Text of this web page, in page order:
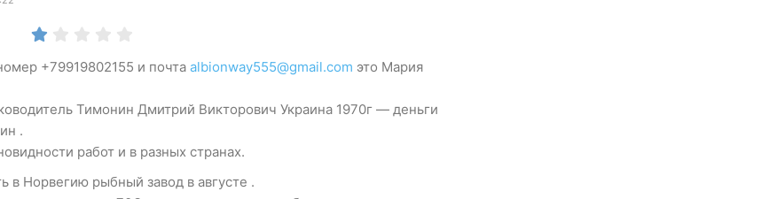
+79919802155 и почта albionway555@gmail.com это Мария
Тимонин Дмитрий Викторович Украина 1970г — деньги
.
работ и в разных странах.
в Норвегию рыбный завод в августе .